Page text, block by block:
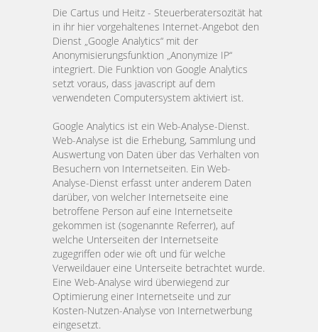
Die Cartus und Heitz - Steuerberatersozität hat
in ihr hier vorgehaltenes Internet-Angebot den
Dienst „Google Analytics“ mit der
Anonymisierungsfunktion „Anonymize IP“
integriert. Die Funktion von Google Analytics
setzt voraus, dass javascript auf dem
verwendeten Computersystem aktiviert ist.
Google Analytics ist ein Web-Analyse-Dienst.
Web-Analyse ist die Erhebung, Sammlung und
Auswertung von Daten über das Verhalten von
Besuchern von Internetseiten. Ein Web-
Analyse-Dienst erfasst unter anderem Daten
darüber, von welcher Internetseite eine
betroffene Person auf eine Internetseite
gekommen ist (sogenannte Referrer), auf
welche Unterseiten der Internetseite
zugegriffen oder wie oft und für welche
Verweildauer eine Unterseite betrachtet wurde.
Eine Web-Analyse wird überwiegend zur
Optimierung einer Internetseite und zur
Kosten-Nutzen-Analyse von Internetwerbung
eingesetzt.